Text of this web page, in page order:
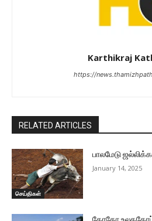
Karthikraj
https://
RELATED ARTICLES
செய்திகள்
பாலமேடு
January 14, 2025